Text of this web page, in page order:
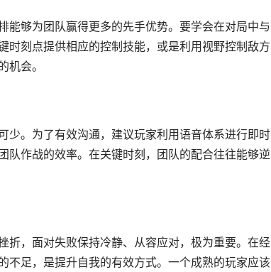
能够为团队赢得更多的先手优势。要学会在对局中与
时刻点提供相应的控制技能，或是利用视野控制敌方
机会。
少。为了有效沟通，建议玩家利用语音体系进行即时
队作战的效率。在关键时刻，团队的配合往往能够逆
折，面对失败保持冷静、从容应对，极为重要。在经
不足，是提升自我的有效方式。一个成熟的玩家应该